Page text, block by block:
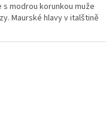
modrou korunkou muže
Maurské hlavy v italštině